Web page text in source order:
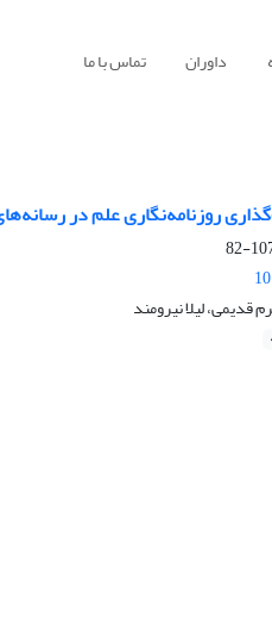
داوران تماس با ما
روزنامه‌نگاری علم در
قدیمی، لیلا نیرومند